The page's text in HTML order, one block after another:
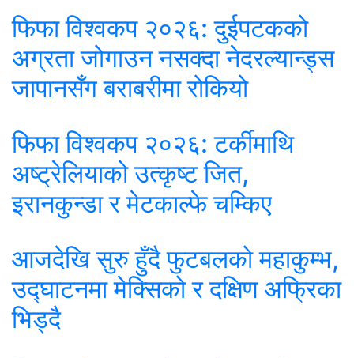
फिफा विश्वकप २०२६: दुईपटकको
अग्रता जोगाउन नसक्दा नेदरल्यान्ड्स
जापानसँग बराबरीमा रोकियो
फिफा विश्वकप २०२६: टर्कीमाथि
अष्ट्रेलियाको उत्कृष्ट जित,
इरानकुन्डा र मेटकाल्फे चम्किए
आजदेखि सुरु हुँदै फुटबलको महाकुम्भ,
उद्घाटनमा मेक्सिको र दक्षिण अफ्रिका
भिड्दै